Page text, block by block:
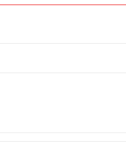
用期限 2028.03
油
切丁寧に対応させて頂きます